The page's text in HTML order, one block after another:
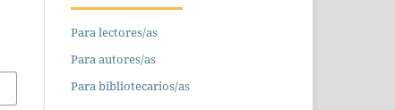
Para lectores/as
Para autores/as
Para bibliotecarios/as